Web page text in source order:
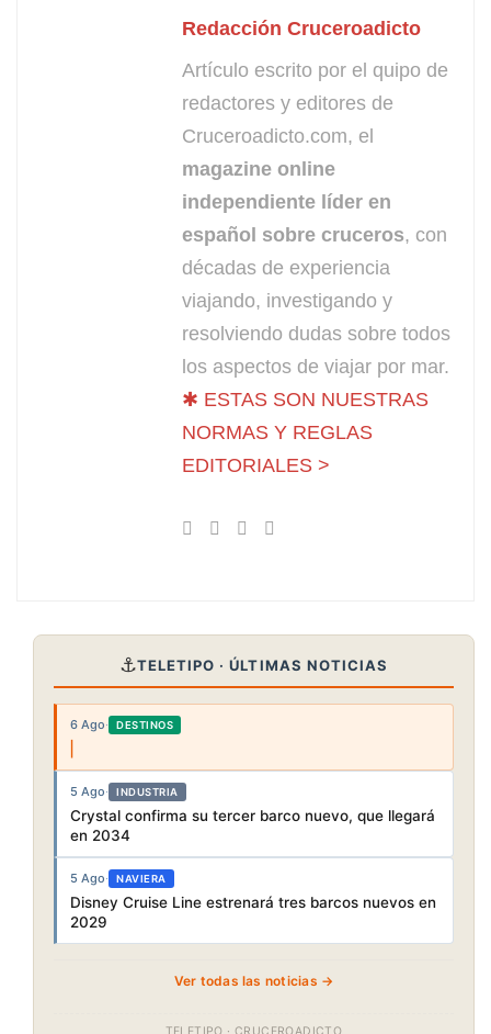
Redacción Cruceroadicto
Artículo escrito por el quipo de
redactores y editores de
Cruceroadicto.com, el
magazine online
independiente líder en
español sobre cruceros, con
décadas de experiencia
viajando, investigando y
resolviendo dudas sobre todos
los aspectos de viajar por mar.
✱ ESTAS SON NUESTRAS
NORMAS Y REGLAS
EDITORIALES >
⚓TELETIPO · ÚLTIMAS NOTICIAS
6 Ago· DESTINOS
5 Ago· INDUSTRIA
Crystal confirma su tercer barco nuevo, que llegará
en 2034
5 Ago· NAVIERA
Disney Cruise Line estrenará tres barcos nuevos en
2029
Ver todas las noticias →
TELETIPO · CRUCEROADICTO